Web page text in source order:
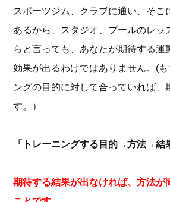
スポーツジム、クラブに通い、そこ
あるから、スタジオ、プールのレッ
らと言っても、あなたが期待する運
効果が出るわけではありません。(
ングの目的に対して合っていれば、
す。）
「トレーニングする目的→方法→結
期待する結果が出なければ、方法が